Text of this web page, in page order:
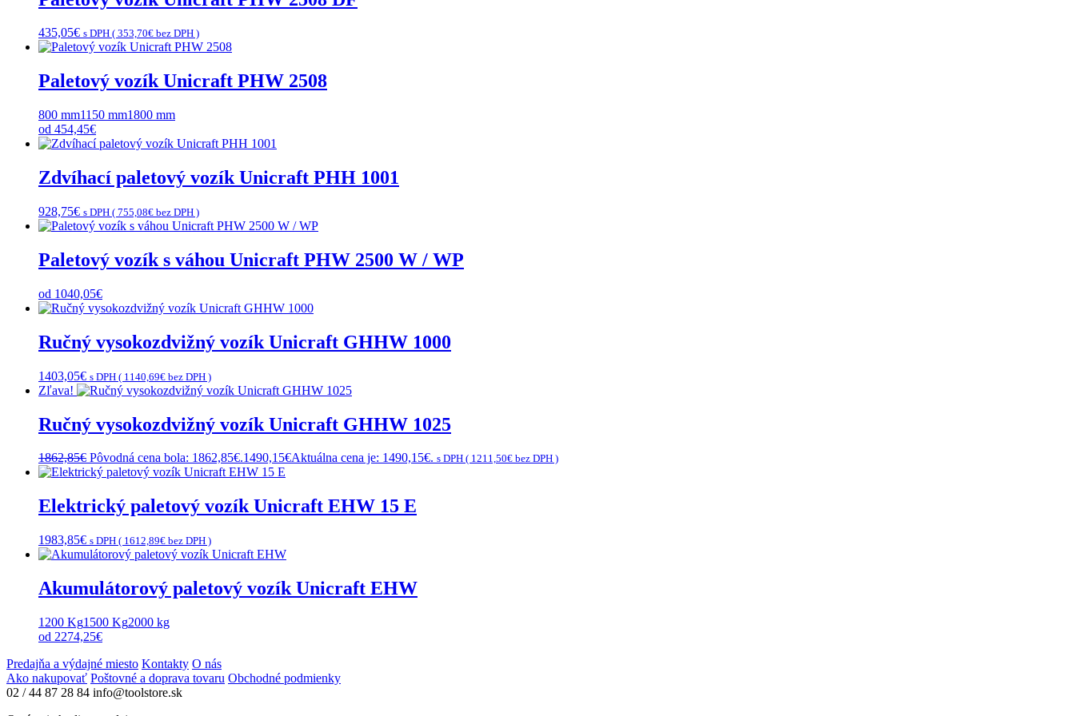
435,05€ s DPH ( 353,70€ bez DPH )
Paletový vozík Unicraft PHW 2508
800 mm1150 mm1800 mm
od 454,45€
Zdvíhací paletový vozík Unicraft PHH 1001
928,75€ s DPH ( 755,08€ bez DPH )
Paletový vozík s váhou Unicraft PHW 2500 W / WP
od 1040,05€
Ručný vysokozdvižný vozík Unicraft GHHW 1000
1403,05€ s DPH ( 1140,69€ bez DPH )
Zľava!
Ručný vysokozdvižný vozík Unicraft GHHW 1025
1862,85€ Pôvodná cena bola: 1862,85€.1490,15€Aktuálna cena je: 1490,15€. s DPH ( 1211,50€ bez DPH )
Elektrický paletový vozík Unicraft EHW 15 E
1983,85€ s DPH ( 1612,89€ bez DPH )
Akumulátorový paletový vozík Unicraft EHW
1200 Kg1500 Kg2000 kg
od 2274,25€
Predajňa a výdajné miesto Kontakty O nás
Ako nakupovať Poštovné a doprava tovaru Obchodné podmienky
02 / 44 87 28 84 info@toolstore.sk